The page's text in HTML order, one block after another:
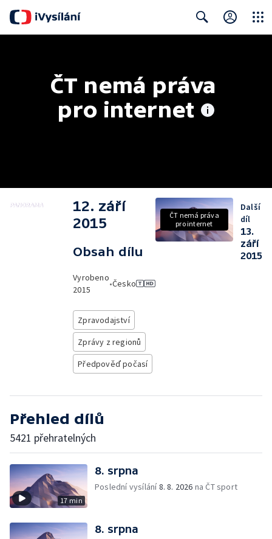
ČT nemá práva
pro internet
12. září
2015
Obsah dílu
Vyrobeno
2015
•Česko
Zpravodajství
Zprávy z regionů
Předpověď počasí
ČT nemá práva
pro internet
Další
díl
13.
září
2015
Přehled dílů
5421 přehratelných
17 min
8. srpna
Poslední vysílání8. 8. 2026 na ČT sport
8. srpna